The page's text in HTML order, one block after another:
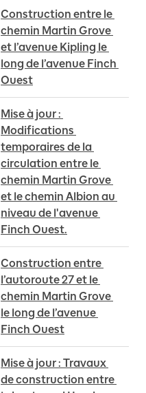
Construction entre le
chemin Martin Grove
et l’avenue Kipling le
long de l’avenue Finch
Ouest
Mise à jour :
Modifications
temporaires de la
circulation entre le
chemin Martin Grove
et le chemin Albion au
niveau de l'avenue
Finch Ouest.
Construction entre
l’autoroute 27 et le
chemin Martin Grove
le long de l’avenue
Finch Ouest
Mise à jour : Travaux
de construction entre